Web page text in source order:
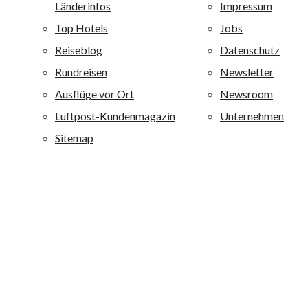
Kanaren und Mallorca und ist darüber hinaus auf der
griechischen Insel Kreta vertreten. Alle allsun Anlagen
sind mit 4 oder 4,5 Sternen bewertet. Alle allsun Hotels
sind qualitativ hochwertig ausgestattet und zeichnen sich
durch eine besondere Wohlfühlatmosphäre aus. alltours
richtet sich mit diesen Ferienanlagen an ein breites